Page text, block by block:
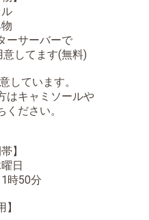
ーサーバーで
してます(無料)
しています。
はキャミソールや
ください。
】
日
時50分
】